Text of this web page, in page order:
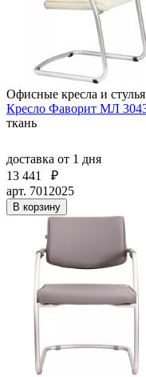
Офисные кресла и
Кресло Фаворит МЛ
ткань
доставка от 1 дня
13 441
₽
арт. 7012025
В корзину